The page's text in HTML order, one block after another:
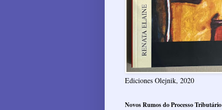
Ediciones Olejnik, 2020
Novos Rumos do Processo Tributário